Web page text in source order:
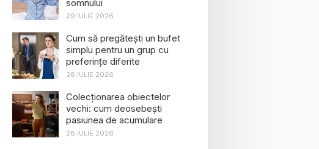
somnului
29 IULIE 2026
Cum să pregătești un bufet
simplu pentru un grup cu
preferințe diferite
28 IULIE 2026
Colecționarea obiectelor
vechi: cum deosebești
pasiunea de acumulare
28 IULIE 2026